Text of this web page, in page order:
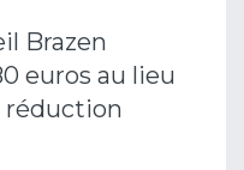
Brazen
euros au lieu
réduction